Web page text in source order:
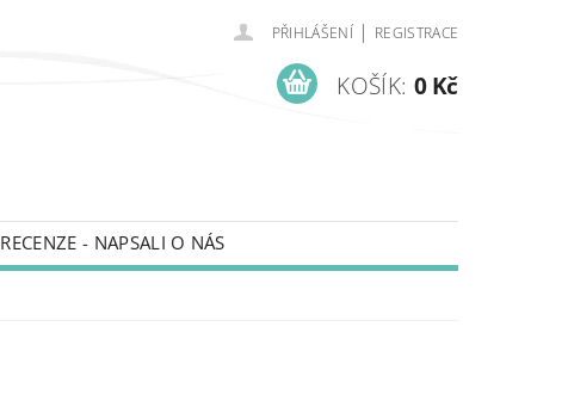
PŘIHLÁŠENÍ | REGISTRACE
KOŠÍK: 0 Kč
RECENZE - NAPSALI O NÁS